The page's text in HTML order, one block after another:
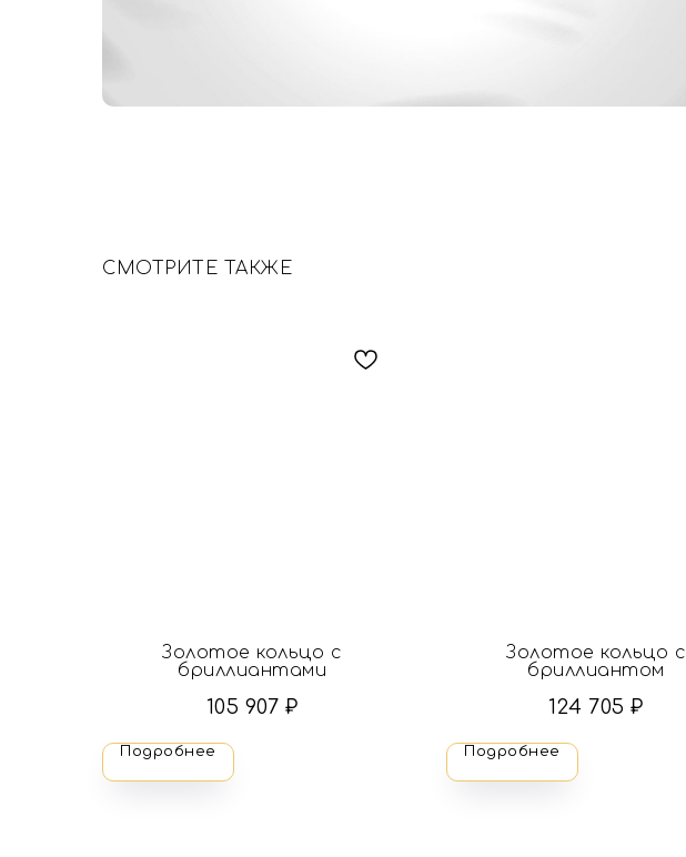
СМОТРИТЕ ТАКЖЕ
Золотое кольцо с
бриллиантами
105 907 ₽
Подробнее
Золотое кольцо с
бриллиантом
124 705 ₽
Подробнее